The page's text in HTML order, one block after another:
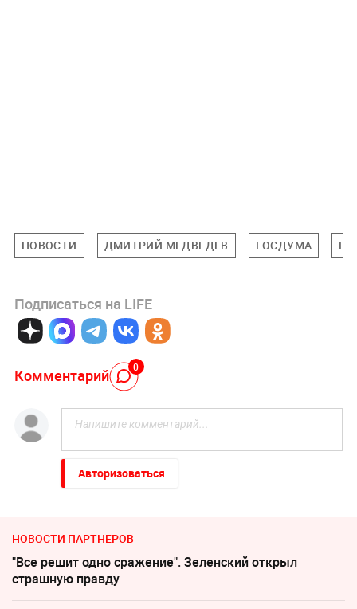
НОВОСТИ ДМИТРИЙ МЕДВЕДЕВ ГОСДУМА
Подписаться на LIFE
Комментарий 0
Авторизоваться
НОВОСТИ ПАРТНЕРОВ
"Все решит одно сражение". Зеленский открыл
страшную правду